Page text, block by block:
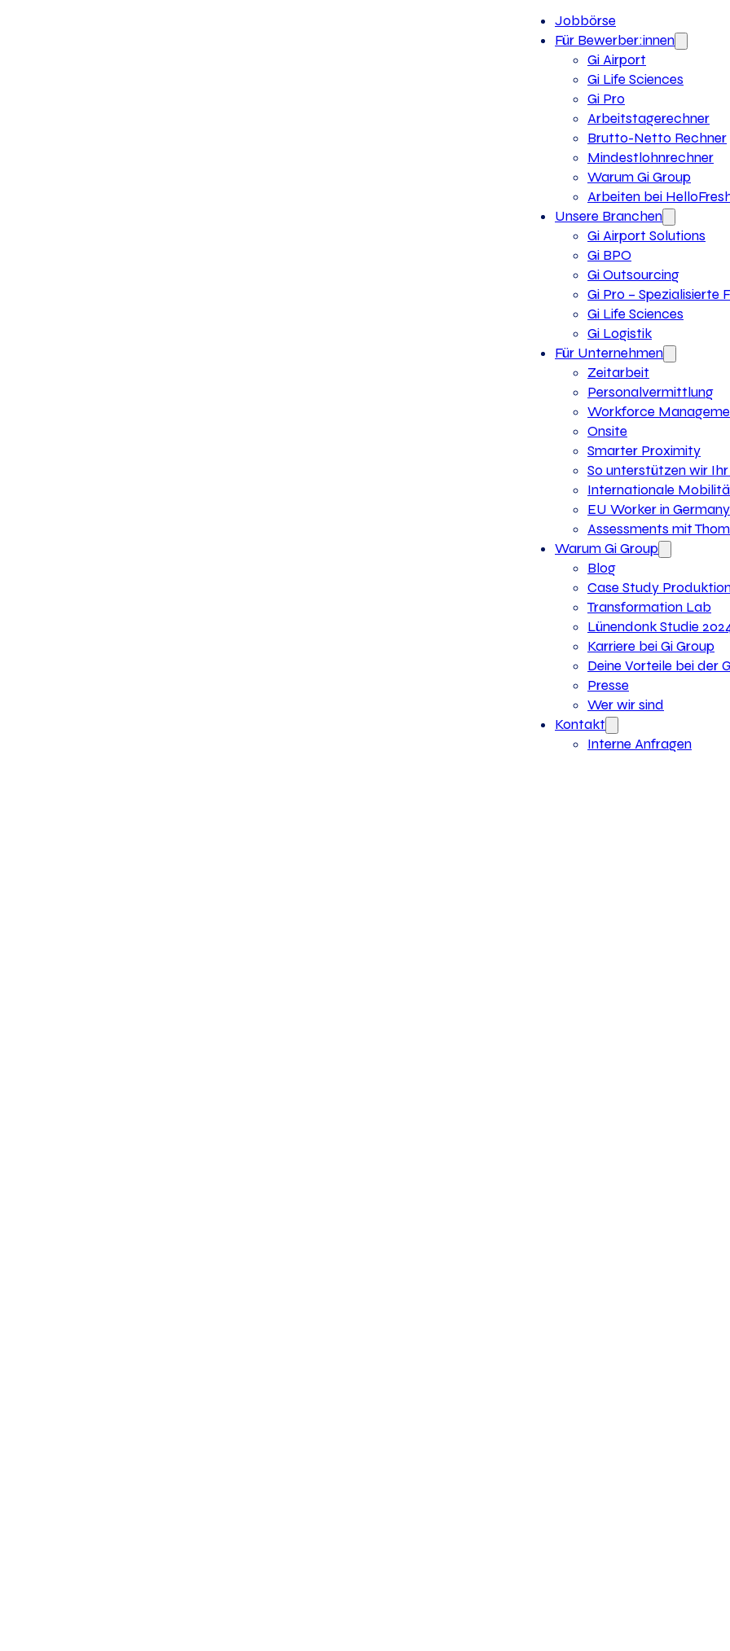
Jobbörse
Für Bewerber:innen
Gi Airport
Gi Life Sciences
Gi Pro
Arbeitstagerechner
Brutto-Netto Rechner
Mindestlohnrechner
Warum Gi Group
Arbeiten bei
Unsere Branchen
Gi Airport Solutions
Gi BPO
Gi Outsourcing
Gi Pro – Spezialisierte
Gi Life Sciences
Gi Logistik
Für Unternehmen
Zeitarbeit
Personalvermittlung
Workforce
Onsite
Smarter Proximity
So unterstützen wir
Internationale
EU Worker in Germany
Assessments mit
Warum Gi Group
Blog
Case Study
Transformation Lab
Lünendonk Studie
Karriere bei Gi Group
Deine Vorteile bei der
Presse
Wer wir sind
Kontakt
Interne Anfragen